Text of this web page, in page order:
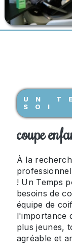
UN
SOI
coupe
À la
! Un Temps
besoins de
équipe de
l'importance
plus jeunes,
agréable et